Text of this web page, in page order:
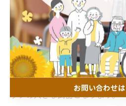
一方で、日々の業務に追われて
スも少なくありません。無理な
なメモやスマートフォンのアプ
とを即時に記録する習慣を身に
こうした小さな工夫が、将来的
ップの大きな武器となります。
お問い合わせ